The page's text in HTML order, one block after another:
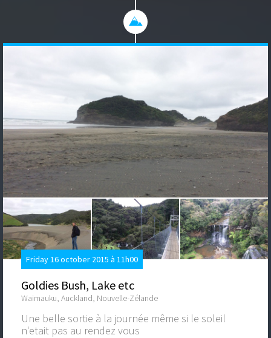
Friday 16 october 2015 à 11h00
Goldies Bush, Lake etc
Waimauku, Auckland, Nouvelle-Zélande
Une belle sortie à la journée même si le soleil
n'etait pas au rendez vous